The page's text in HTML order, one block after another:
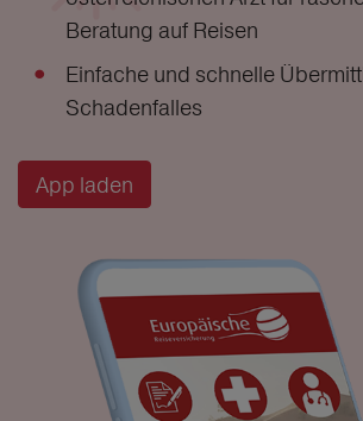
Beratung auf Reisen
Einfache und schnelle
Schadenfalles
App laden